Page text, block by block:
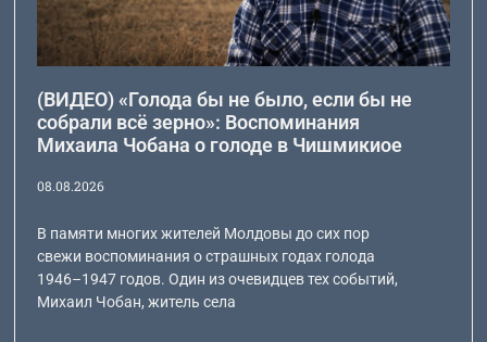
(ВИДЕО) «Голода бы не было, если бы не
собрали всё зерно»: Воспоминания
Михаила Чобана о голоде в Чишмикиое
08.08.2026
В памяти многих жителей Молдовы до сих пор
свежи воспоминания о страшных годах голода
1946–1947 годов. Один из очевидцев тех событий,
Михаил Чобан, житель села